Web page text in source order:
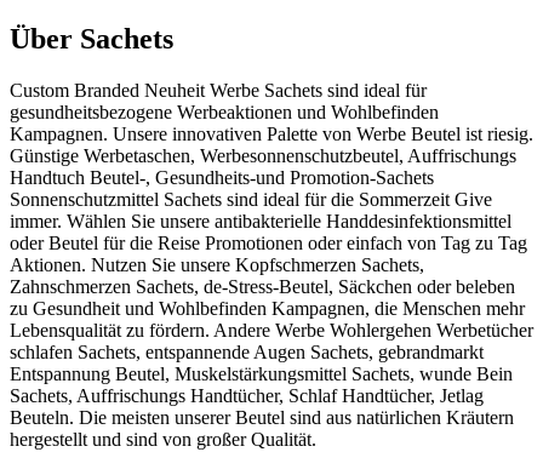
Über Sachets
Custom Branded Neuheit Werbe Sachets sind ideal für
gesundheitsbezogene Werbeaktionen und Wohlbefinden
Kampagnen. Unsere innovativen Palette von Werbe Beutel ist riesig.
Günstige Werbetaschen, Werbesonnenschutzbeutel, Auffrischungs
Handtuch Beutel-, Gesundheits-und Promotion-Sachets
Sonnenschutzmittel Sachets sind ideal für die Sommerzeit Give
immer. Wählen Sie unsere antibakterielle Handdesinfektionsmittel
oder Beutel für die Reise Promotionen oder einfach von Tag zu Tag
Aktionen. Nutzen Sie unsere Kopfschmerzen Sachets,
Zahnschmerzen Sachets, de-Stress-Beutel, Säckchen oder beleben
zu Gesundheit und Wohlbefinden Kampagnen, die Menschen mehr
Lebensqualität zu fördern. Andere Werbe Wohlergehen Werbetücher
schlafen Sachets, entspannende Augen Sachets, gebrandmarkt
Entspannung Beutel, Muskelstärkungsmittel Sachets, wunde Bein
Sachets, Auffrischungs Handtücher, Schlaf Handtücher, Jetlag
Beuteln. Die meisten unserer Beutel sind aus natürlichen Kräutern
hergestellt und sind von großer Qualität.